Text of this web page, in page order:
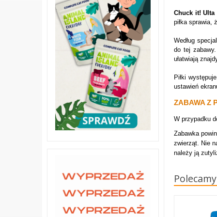
Chuck it!
piłka sprawia,
Według
do tej
ułatwiają
Piłki
ustawień
ZABAWA Z
W przypadku
Zabawka
zwierząt. Nie
należy ją